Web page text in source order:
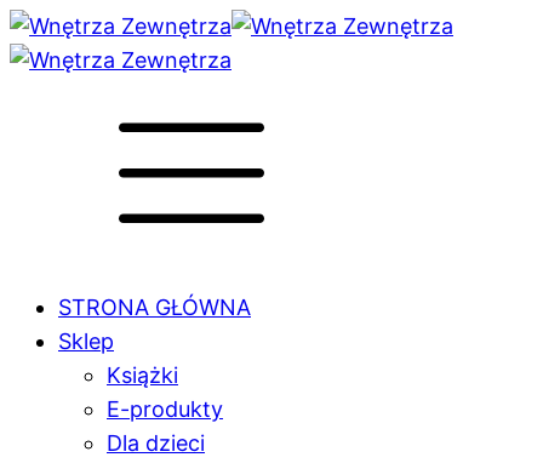
STRONA GŁÓWNA
Sklep
Książki
E-produkty
Dla dzieci